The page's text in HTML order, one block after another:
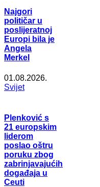
Najgori
političar u
poslijeratnoj
Europi bila je
Angela
Merkel
01.08.2026.
Svijet
Plenković s
21 europskim
liderom
poslao oštru
poruku zbog
zabrinjavajućih
događaja u
Ceuti